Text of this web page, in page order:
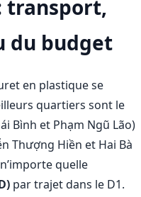
transport,
du budget
en plastique se
quartiers sont le
Bình et Phạm Ngũ Lão)
Thượng Hiền et Hai Bà
quelle
par trajet dans le D1.